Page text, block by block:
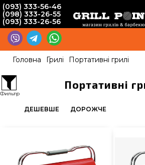
(093) 333-56-46
(098) 333-26-55
(093) 333-26-56
Головна Грилі Портативні грилі
Портативні
ДЕШЕВШЕ ДОРОЖЧЕ
Фильтр